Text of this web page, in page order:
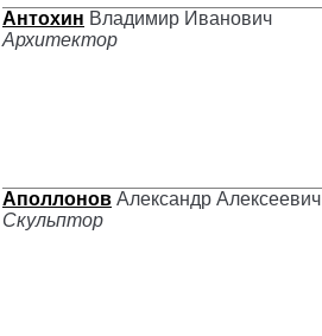
Антохин Владимир Иванович
Архитектор
Аполлонов Александр Алексеевич
Скульптор